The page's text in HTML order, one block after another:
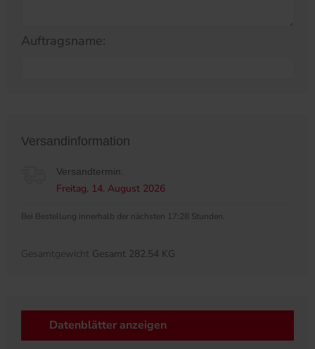
Auftragsname:
Versandinformation
Versandtermin:
Freitag, 14. August 2026
Bei Bestellung innerhalb der nächsten 17:28 Stunden.
Gesamtgewicht Gesamt 282.54 KG
Datenblätter anzeigen